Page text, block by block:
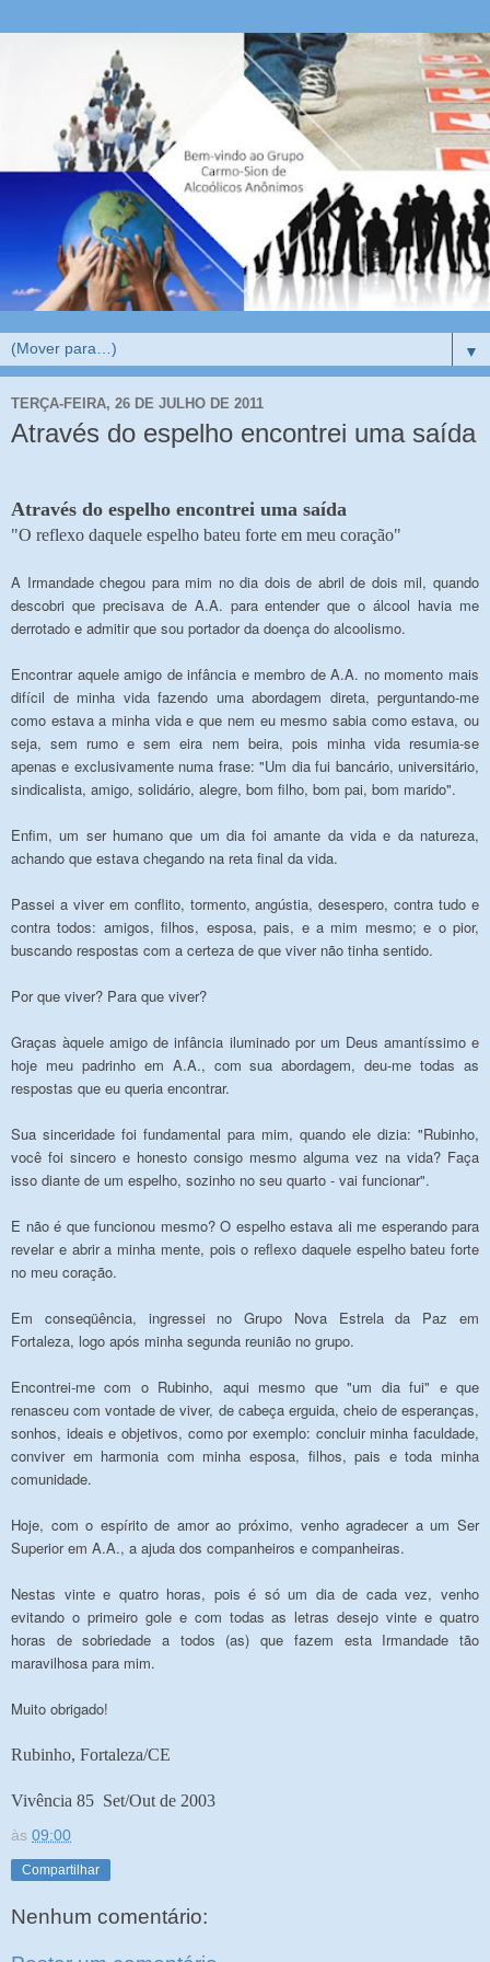
▼
TERÇA-FEIRA, 26 DE JULHO DE 2011
Através do espelho encontrei uma saída
Através do espelho encontrei uma saída
"O reflexo daquele espelho bateu forte em meu coração"
A Irmandade chegou para mim no dia dois de abril de dois mil, quando
descobri que precisava de A.A. para entender que o álcool havia me
derrotado e admitir que sou portador da doença do alcoolismo.
Encontrar aquele amigo de infância e membro de A.A. no momento mais
difícil de minha vida fazendo uma abordagem direta, perguntando-me
como estava a minha vida e que nem eu mesmo sabia como estava, ou
seja, sem rumo e sem eira nem beira, pois minha vida resumia-se
apenas e exclusivamente numa frase: "Um dia fui bancário, universitário,
sindicalista, amigo, solidário, alegre, bom filho, bom pai, bom marido".
Enfim, um ser humano que um dia foi amante da vida e da natureza,
achando que estava chegando na reta final da vida.
Passei a viver em conflito, tormento, angústia, desespero, contra tudo e
contra todos: amigos, filhos, esposa, pais, e a mim mesmo; e o pior,
buscando respostas com a certeza de que viver não tinha sentido.
Por que viver? Para que viver?
Graças àquele amigo de infância iluminado por um Deus amantíssimo e
hoje meu padrinho em A.A., com sua abordagem, deu-me todas as
respostas que eu queria encontrar.
Sua sinceridade foi fundamental para mim, quando ele dizia: "Rubinho,
você foi sincero e honesto consigo mesmo alguma vez na vida? Faça
isso diante de um espelho, sozinho no seu quarto - vai funcionar".
E não é que funcionou mesmo? O espelho estava ali me esperando para
revelar e abrir a minha mente, pois o reflexo daquele espelho bateu forte
no meu coração.
Em conseqüência, ingressei no Grupo Nova Estrela da Paz em
Fortaleza, logo após minha segunda reunião no grupo.
Encontrei-me com o Rubinho, aqui mesmo que "um dia fui" e que
renasceu com vontade de viver, de cabeça erguida, cheio de esperanças,
sonhos, ideais e objetivos, como por exemplo: concluir minha faculdade,
conviver em harmonia com minha esposa, filhos, pais e toda minha
comunidade.
Hoje, com o espírito de amor ao próximo, venho agradecer a um Ser
Superior em A.A., a ajuda dos companheiros e companheiras.
Nestas vinte e quatro horas, pois é só um dia de cada vez, venho
evitando o primeiro gole e com todas as letras desejo vinte e quatro
horas de sobriedade a todos (as) que fazem esta Irmandade tão
maravilhosa para mim.
Muito obrigado!
Rubinho, Fortaleza/CE
Vivência 85 ­ Set/Out de 2003
às 09:00
Compartilhar
Nenhum comentário: